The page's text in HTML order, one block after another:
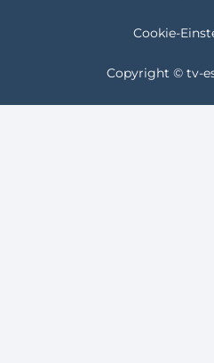
Cookie-
Copyright © tv-